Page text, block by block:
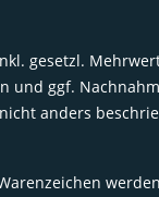
gesetzl.
und ggf.
anders